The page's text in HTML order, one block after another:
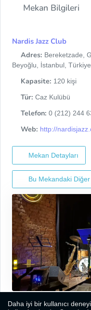
Mekan Bilgileri
Nardis Jazz Club
Adres: Bereketzade,
Beyoğlu, İstanbul, Türkiye
Kapasite: 120 kişi
Tür: Caz Kulübü
Telefon: 0 (212) 244
Web: http://
Mekan Detayları
Bu Mekandaki
Daha iyi bir kullanıcı